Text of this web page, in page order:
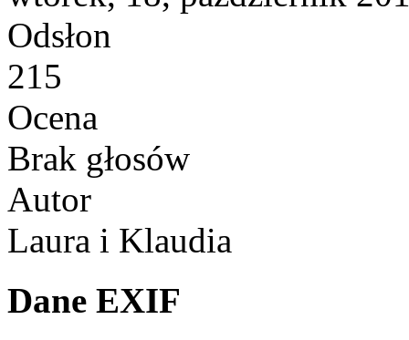
Odsłon
215
Ocena
Brak głosów
Autor
Laura i Klaudia
Dane EXIF